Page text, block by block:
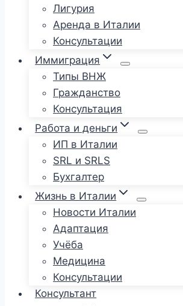
Лигурия
Аренда в Италии
Консультации
Иммиграция
Типы ВНЖ
Гражданство
Консультация
Работа и деньги
ИП в Италии
SRL и SRLS
Бухгалтер
Жизнь в Италии
Новости Италии
Адаптация
Учёба
Медицина
Консультации
Консультант